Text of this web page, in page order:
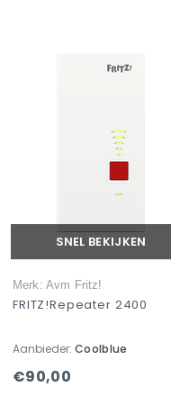
SNEL BEKIJKEN
Merk: Avm Fritz!
FRITZ!Repeater 2400
Aanbieder: Coolblue
€90,00